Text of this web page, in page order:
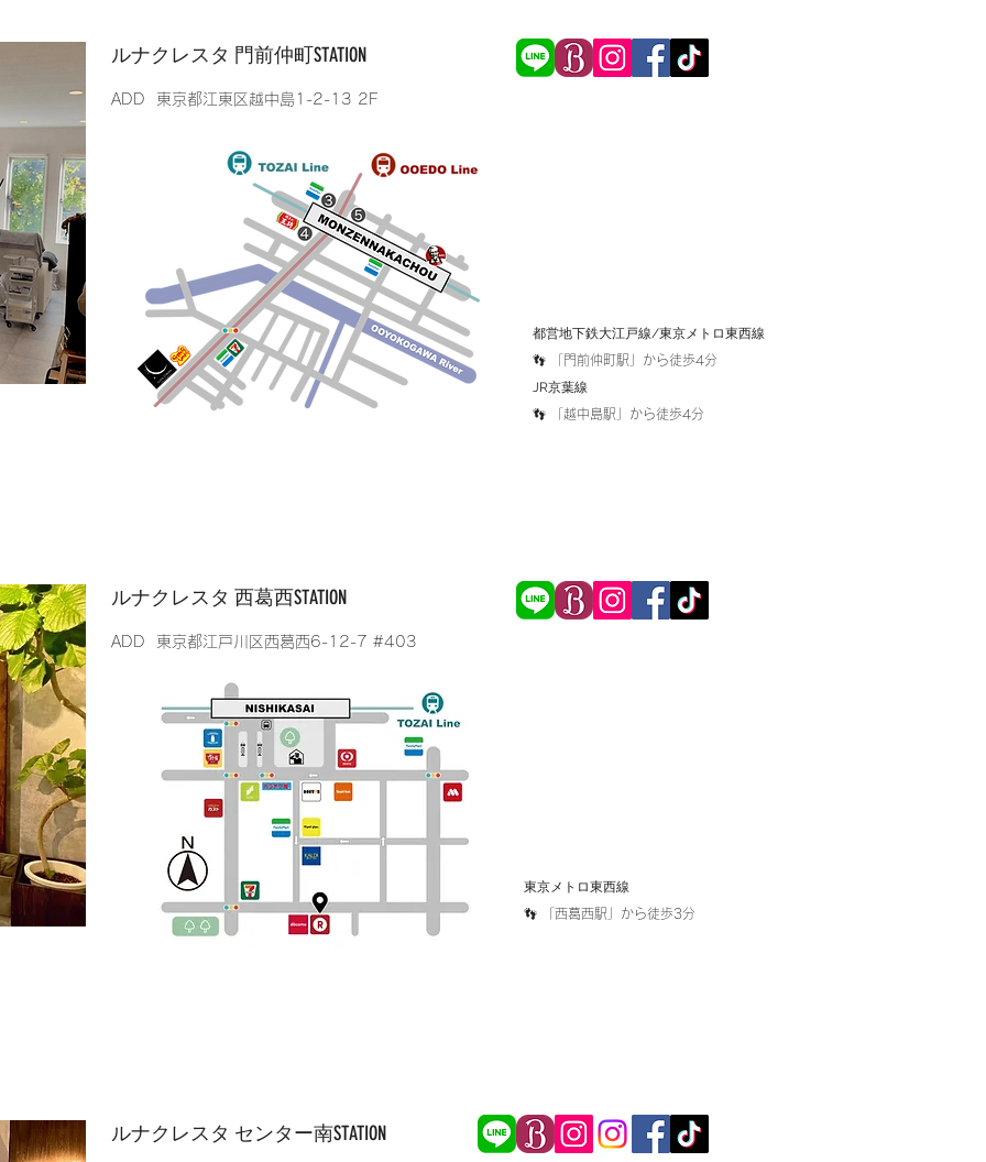
​ルナクレスタ 門前仲町STATION
​ADD 東京都江東区越中島1-2-13 2F
​都営地下鉄大江戸線/東京メトロ東西線
👣 「 門前仲町駅」から徒歩4分
​JR京葉線
​👣 「越中島駅」から徒歩4分
​ルナクレスタ 西葛西STATION
​ADD 東京都江戸川区西葛西6-12-7 #403
東京メトロ東西線​
​👣 「西葛西駅」から徒歩3分
​ルナクレスタ センター南STATION